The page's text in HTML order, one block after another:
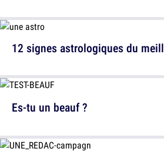
12 signes astrologiques du
Es-tu un beauf ?